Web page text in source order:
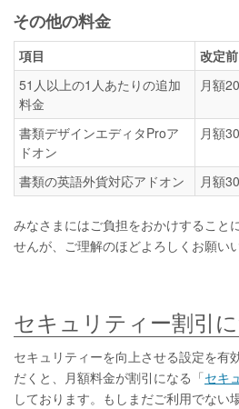
その他の料金
項目
改定前
51人以上の1人あたりの追加
料金
月額
書類デザインエディタProア
ドオン
月額
書類の英語外貨対応アドオン 月額
みなさまにはご負担をおかけすること
せんが、ご理解のほどよろしくお願い
セキュリティー割引
セキュリティーを向上させる設定を有
だくと、月額料金が割引になる「セキ
しております。もしまだご利用でない